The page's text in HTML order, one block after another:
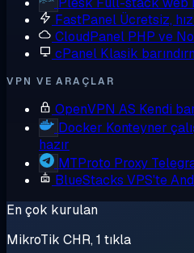
FastPanel Ücretsiz,
CloudPanel PHP ve
cPanel Klasik
VPN VE ARAÇLAR
OpenVPN AS Kendi
Docker Konteyner
hazır
MTProto Proxy
BlueStacks VPS'te
En çok kurulan
MikroTik CHR, 1 tıkla